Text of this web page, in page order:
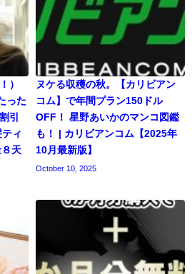
）
った
引
ィ
天
ヌケる収穫の秋。【カリビアン
コム】で年間プラン150ドル
OFF！ 星野あいかのマンコ図鑑
も！ | カリビアンコム【2025年
10月最新版】
October 10, 2025